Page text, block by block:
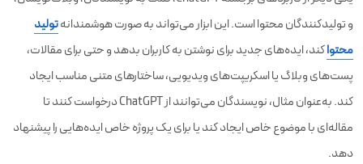
و تولیدکنندگان محتوا است. این ابزار می‌تواند به صورت هوشمندانهتولید
محتواکند، ایده‌های جدید برای نوشتن به کاربران بدهد و حتی برای مقالات،
پست‌های وبلاگ یا اسکریپت‌های ویدیویی، ساختارهای متنی مناسب ایجاد
کند. به‌عنوان مثال، نویسندگان می‌توانند از ChatGPT درخواست کنند تا
مقاله‌ای با موضوع خاص ایجاد کند یا برای یک پروژه خاص ایده‌هایی را پیشنهاد
دهد.